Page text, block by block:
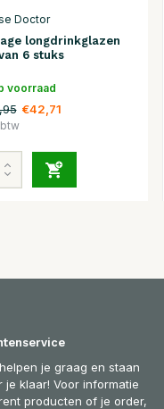
Doctor
longdrinkglazen
6 stuks
voorraad
€42,71
je graag en staan
je klaar! Voor informatie
producten of je order,